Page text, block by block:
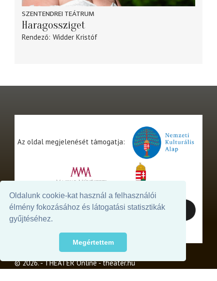
Oldalunk cookie-kat használ a felhasználói
élmény fokozásához és látogatási statisztikák
gyűjtéséhez.
Megértettem
SZENTENDREI TEÁTRUM
Haragossziget
Rendező Widder Kristóf
Az oldal megjelenését támogatja:
© 2026. - THEATER Online -theater.hu